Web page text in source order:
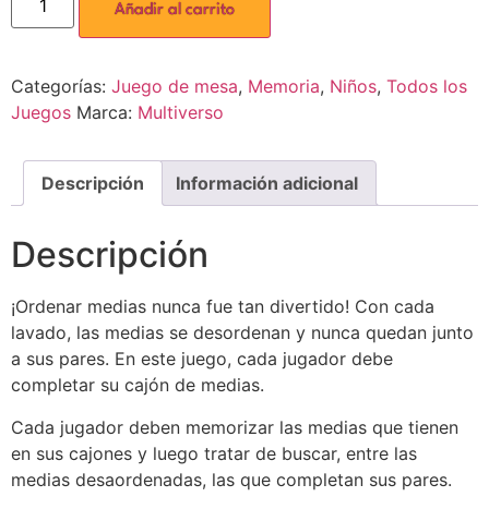
Añadir al carrito
Categorías: Juego de mesa, Memoria, Niños, Todos los
Juegos Marca: Multiverso
Descripción Información adicional
Descripción
¡Ordenar medias nunca fue tan divertido! Con cada
lavado, las medias se desordenan y nunca quedan junto
a sus pares. En este juego, cada jugador debe
completar su cajón de medias.
Cada jugador deben memorizar las medias que tienen
en sus cajones y luego tratar de buscar, entre las
medias desaordenadas, las que completan sus pares.